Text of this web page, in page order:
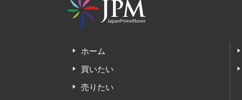
ホーム
買いたい
売りたい